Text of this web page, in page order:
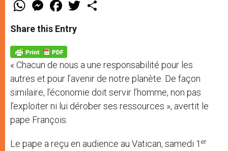
t
s
p
p
e
s
e
g
e
r
a
e
b
o
k
w
Share this Entry
« Chacun de nous a une responsabilité pour les
autres et pour l’avenir de notre planète. De façon
similaire, l’économie doit servir l’homme, non pas
l’exploiter ni lui dérober ses ressources », avertit le
pape François.
Le pape a reçu en audience au Vatican, samedi 1 er